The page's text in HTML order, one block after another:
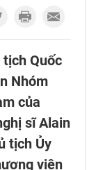
tịch Quốc
Nhóm
của
sĩ Alain
tịch Ủy
viện